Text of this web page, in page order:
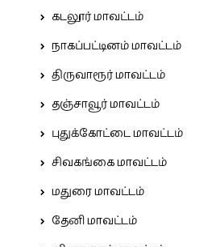
கடலூர் மாவட்டம்
நாகப்பட்டினம் மாவட்டம்
திருவாரூர் மாவட்டம்
தஞ்சாவூர் மாவட்டம்
புதுக்கோட்டை மாவட்டம்
சிவகங்கை மாவட்டம்
மதுரை மாவட்டம்
தேனி மாவட்டம்